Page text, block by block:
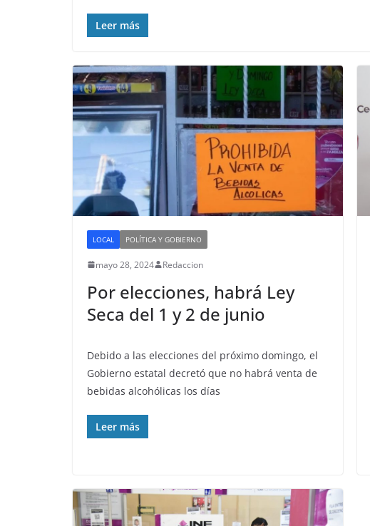
Leer más
LOCAL POLÍTICA Y GOBIERNO
mayo 28, 2024 Redaccion
Por elecciones, habrá Ley
Seca del 1 y 2 de junio
Debido a las elecciones del próximo domingo, el
Gobierno estatal decretó que no habrá venta de
bebidas alcohólicas los días
Leer más